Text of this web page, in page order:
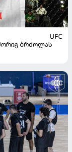
UFC
ბრძოლას